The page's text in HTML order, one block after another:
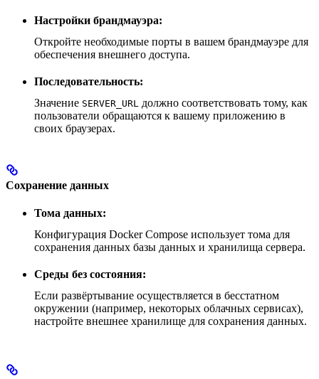
Настройки брандмауэра:
Откройте необходимые порты в вашем брандмауэре для
обеспечения внешнего доступа.
Последовательность:
Значение SERVER_URL должно соответствовать тому, как
пользователи обращаются к вашему приложению в
своих браузерах.
Сохранение данных
Тома данных:
Конфигурация Docker Compose использует тома для
сохранения данных базы данных и хранилища сервера.
Среды без состояния:
Если развёртывание осуществляется в бесстатном
окружении (например, некоторых облачных сервисах),
настройте внешнее хранилище для сохранения данных.